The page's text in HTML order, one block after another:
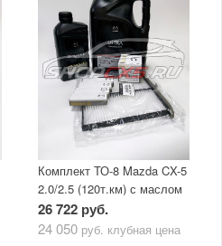
Комплект ТО-8 Mazda CX-5
2.0/2.5 (120т.км) с маслом
Mazda Original Oil Ultra
5W30
26 722 руб.
24 050 руб. клубная цена